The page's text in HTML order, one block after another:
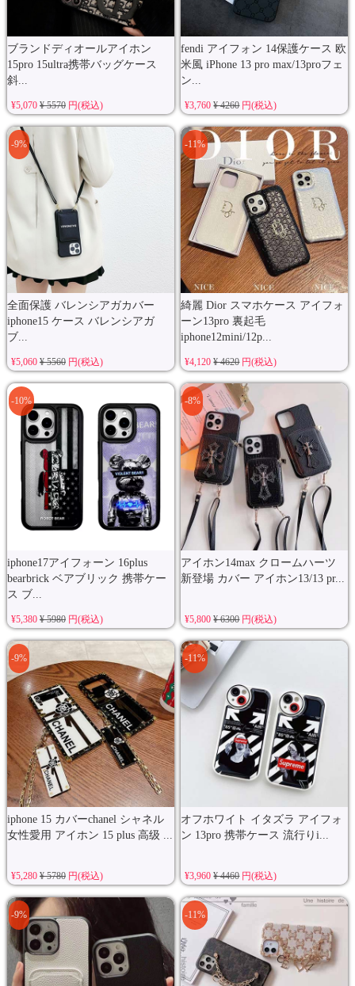
ブランドディオールアイホン
15pro 15ultra携帯バッグケース
斜...
¥5,070 ¥ 5570円(税込)
fendi アイフォン 14保護ケース 欧
米風 iPhone 13 pro max/13proフェ
ン...
¥3,760¥ 4260円(税込)
全面保護 バレンシアガカバー
iphone15 ケース バレンシアガ
ブ...
-9%
¥5,060 ¥ 5560円(税込)
綺麗 Dior スマホケース アイフォ
ーン13pro 裏起毛
iphone12mini/12p...
-11%
¥4,120¥ 4620円(税込)
iphone17アイフォーン 16plus
bearbrick ベアブリック 携帯ケー
ス ブ...
-10%
¥5,380 ¥ 5980円(税込)
アイホン14max クロームハーツ
新登場 カバー アイホン13/13 pr...
-8%
¥5,800¥ 6300円(税込)
iphone 15 カバーchanel シャネル
女性愛用 アイホン 15 plus 高级 ...
-9%
¥5,280 ¥ 5780円(税込)
オフホワイト イタズラ アイフォ
ン 13pro 携帯ケース 流行りi...
-11%
¥3,960¥ 4460円(税込)
-9% -11%